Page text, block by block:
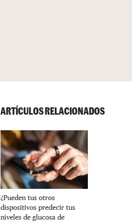
ARTÍCULOS RELACIONADOS
¿Pueden tus otros
dispositivos predecir tus
niveles de glucosa de